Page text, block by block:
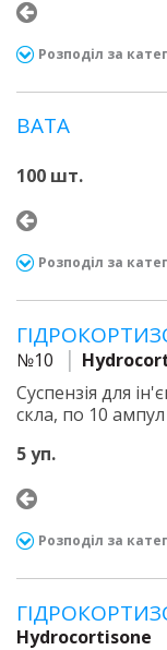
Розподіл за
ВАТА
100 шт.
Розподіл за
№10
Суспензія для
скла, по 10 ампул
5 уп.
Розподіл за
Hydrocortisone